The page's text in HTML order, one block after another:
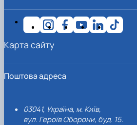
Поштова адреса
03041, Україна, м. Київ,
вул. Героїв Оборони, буд. 15.
Карта сайту